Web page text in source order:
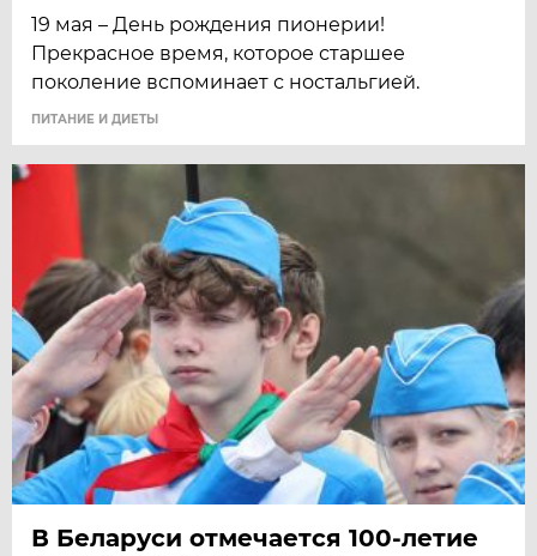
19 мая – День рождения пионерии!
Прекрасное время, которое старшее
поколение вспоминает с ностальгией.
ПИТАНИЕ И ДИЕТЫ
В Беларуси отмечается 100-летие